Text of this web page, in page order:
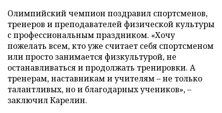
Олимпийский чемпион поздравил спортсменов,
тренеров и преподавателей физической культуры
с профессиональным праздником. «Хочу
пожелать всем, кто уже считает себя спортсменом
или просто занимается физкультурой, не
останавливаться и продолжать тренировки. А
тренерам, наставникам и учителям – не только
талантливых, но и благодарных учеников», –
заключил Карелин.